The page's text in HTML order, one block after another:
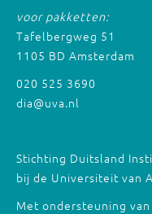
voor pakketten:
Tafelbergweg 51
1105 BD Amsterdam
020 525 3690
dia@uva.nl
Stichting Duitsland
bij de Universiteit van
Met ondersteuning van